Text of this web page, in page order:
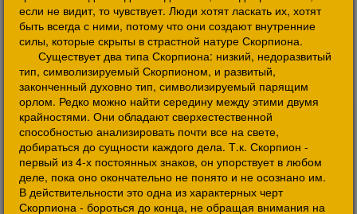
если не видит, то чувствует. Люди хотят ласкать их, хотят
быть всегда с ними, потому что они создают внутренние
силы, которые скрыты в страстной натуре Скорпиона.
Существует два типа Скорпиона: низкий, недоразвитый
тип, символизируемый Скорпионом, и развитый,
законченный духовно тип, символизируемый парящим
орлом. Редко можно найти середину между этими двумя
крайностями. Они обладают сверхестественной
способностью анализировать почти все на свете,
добираться до сущности каждого дела. Т.к. Скорпион -
первый из 4-х постоянных знаков, он упорствует в любом
деле, пока оно окончательно не понято и не осознано им.
В действительности это одна из характерных черт
Скорпиона - бороться до конца, не обращая внимания на